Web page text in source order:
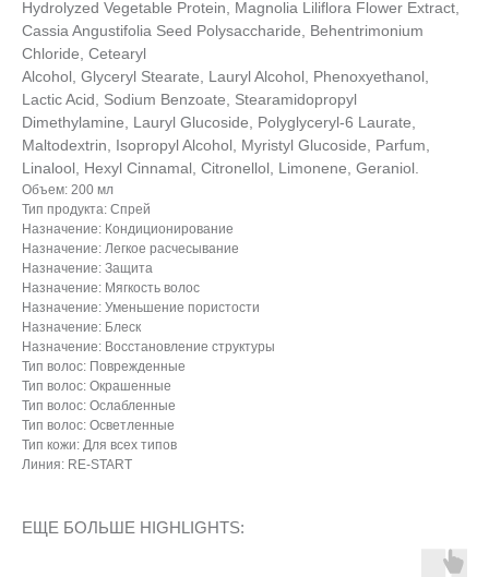
Hydrolyzed Vegetable Protein, Magnolia Liliflora Flower Extract,
Cassia Angustifolia Seed Polysaccharide, Behentrimonium
Chloride, Cetearyl
Alcohol, Glyceryl Stearate, Lauryl Alcohol, Phenoxyethanol,
Lactic Acid, Sodium Benzoate, Stearamidopropyl
Dimethylamine, Lauryl Glucoside, Polyglyceryl-6 Laurate,
Maltodextrin, Isopropyl Alcohol, Myristyl Glucoside, Parfum,
Linalool, Hexyl Cinnamal, Citronellol, Limonene, Geraniol.
Объем: 200 мл
Тип продукта: Спрей
Назначение: Кондиционирование
Назначение: Легкое расчесывание
Назначение: Защита
Назначение: Мягкость волос
Назначение: Уменьшение пористости
Назначение: Блеск
Назначение: Восстановление структуры
Тип волос: Поврежденные
Тип волос: Окрашенные
Тип волос: Ослабленные
Тип волос: Осветленные
Тип кожи: Для всех типов
Линия: RE-START
ЕЩЕ БОЛЬШЕ HIGHLIGHTS: